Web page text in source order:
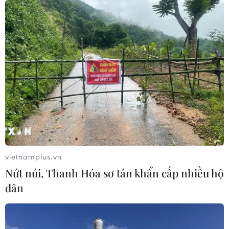
07/08/2026 00:43
Bánh xèo tôm nhảy - món ăn phải
thử khi đến Quy Nhơn
07/08/2026 00:00
Chưa có bằng chứng truyền máu trẻ
giúp chống lão hóa
06/08/2026 23:16
Xung đột Israel-Hamas: Ít nhất 300
trẻ em thiệt mạng trong 300 ngày
06/08/2026 22:56
vietnamplus.vn
Nứt núi, Thanh Hóa sơ tán khẩn cấp nhiều hộ
dân